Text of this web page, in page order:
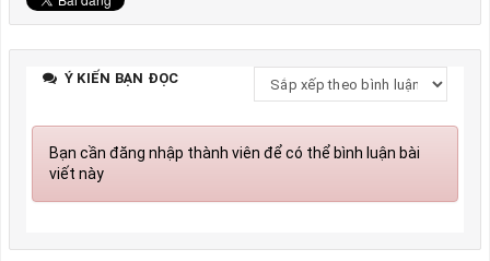
Ý KIẾN BẠN ĐỌC
Bạn cần đăng nhập thành viên để có thể bình luận bài
viết này